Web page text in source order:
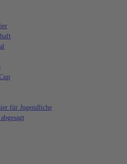
für Jugendliche